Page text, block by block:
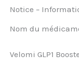
Notice –
Nom du
Velomi GLP1